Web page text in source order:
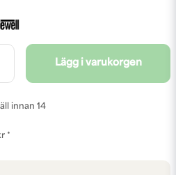
Lägg i varukorgen
innan 14
*